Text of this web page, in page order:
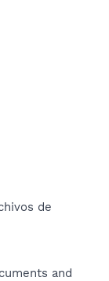
de
and